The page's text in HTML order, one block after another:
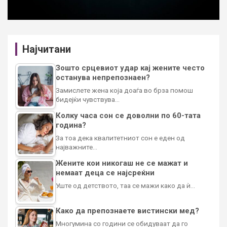
Најчитани
Зошто срцевиот удар кај жените често
останува непрепознаен?
Замислете жена која доаѓа во брза помош
бидејќи чувствува…
Колку часа сон се доволни по 60-тата
година?
За тоа дека квалитетниот сон е еден од
најважните…
Жените кои никогаш не се мажат и
немаат деца се најсреќни
Уште од детството, таа се мажи како да ѝ…
Како да препознаете вистински мед?
Многумина со години се обидуваат да го